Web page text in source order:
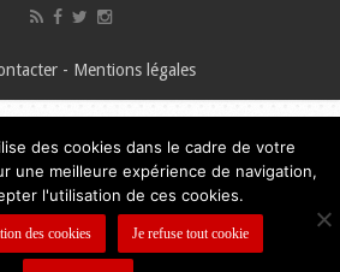
- Mentions légales
des cookies dans le cadre de votre
une meilleure expérience de navigation,
l'utilisation de ces cookies.
des cookies Je refuse tout cookie